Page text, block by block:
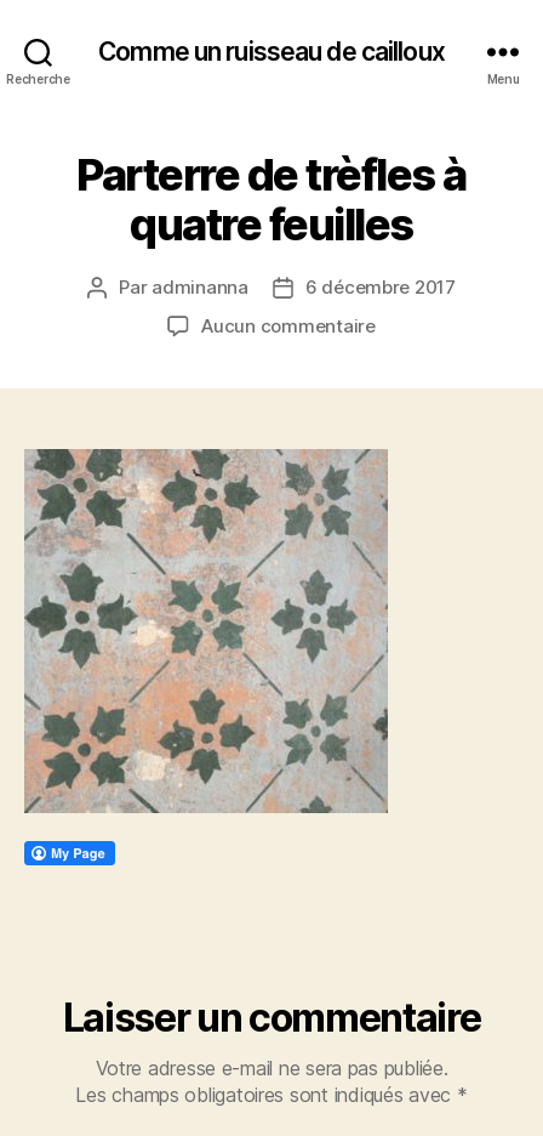
Recherche
Comme un ruisseau de cailloux
Menu
Parterre de trèfles à
quatre feuilles
Auteur
Par adminanna
Date6 décembre 2017
Aucun commentairesur
quatre
Laisser un commentaire
Votre adresse e-mail ne sera pas publiée.
Les champs obligatoires sont indiqués avec *